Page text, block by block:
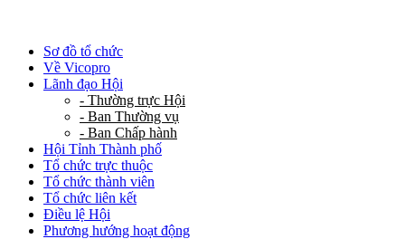
Sơ đồ tổ chức
Về Vicopro
Lãnh đạo Hội
- Thường trực Hội
- Ban Thường vụ
- Ban Chấp hành
Hội Tỉnh Thành phố
Tổ chức trực thuộc
Tổ chức thành viên
Tổ chức liên kết
Điều lệ Hội
Phương hướng hoạt động